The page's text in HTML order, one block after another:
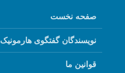
صفحه نخست
نویسندگان گفتگوی هارمونیک
قوانین ما